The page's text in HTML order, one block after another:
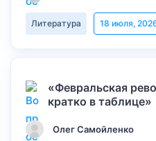
Литература 18 июля,
«Февральская
кратко в таблице»
Олег Самойленко